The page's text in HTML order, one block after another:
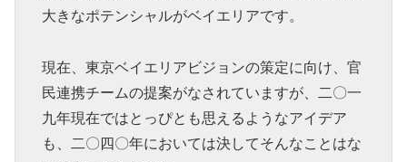
大きなポテンシャルがベイエリアです。
現在、東京ベイエリアビジョンの策定に向け、官
民連携チームの提案がなされていますが、二〇一
九年現在ではとっぴとも思えるようなアイデア
も、二〇四〇年においては決してそんなことはな